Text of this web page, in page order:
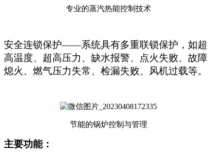
专业的蒸汽热能控制技术
安全连锁保护——系统具有多重联锁保护，如超
高温度、超高压力、缺水报警、点火失败、故障
熄火、燃气压力失常、检漏失败、风机过载等。
节能的锅炉控制与管理
主要功能：